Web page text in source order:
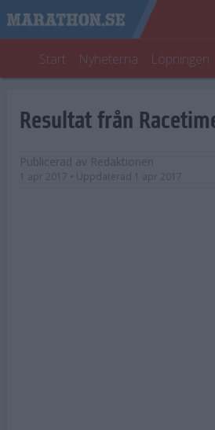
Start Nyheterna Löpningen
Resultat från
Publicerad av Redaktionen
1 apr 2017 • Uppdaterad 1 apr 2017